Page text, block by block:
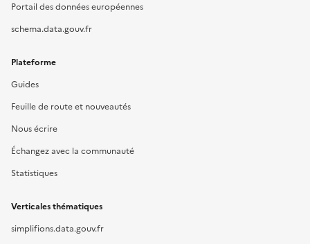
Portail des données européennes
schema.data.gouv.fr
Plateforme
Guides
Feuille de route et nouveautés
Nous écrire
Échangez avec la communauté
Statistiques
Verticales thématiques
simplifions.data.gouv.fr